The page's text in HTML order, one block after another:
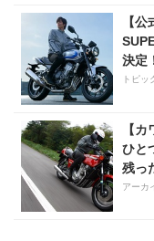
【
決定
化!?
トピッ
【
ひと
残っ
アーカ